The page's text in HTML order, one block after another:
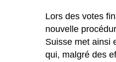
Lors des votes
nouvelle
Suisse met ainsi
qui, malgré des